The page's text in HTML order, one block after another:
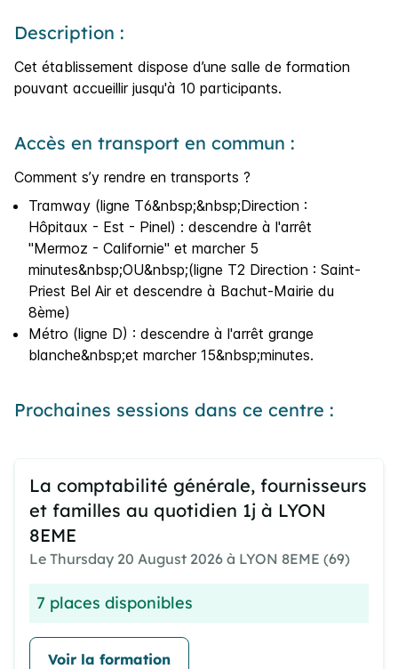
Description :
Cet établissement dispose d’une salle de formation
pouvant accueillir jusqu'à 10 participants.
Accès en transport en commun :
Comment s’y rendre en transports ?
Tramway (ligne T6&nbsp;&nbsp;Direction :
Hôpitaux - Est - Pinel) : descendre à l'arrêt
"Mermoz - Californie" et marcher 5
minutes&nbsp;OU&nbsp;(ligne T2 Direction : Saint-
Priest Bel Air et descendre à Bachut-Mairie du
8ème)
Métro (ligne D) : descendre à l'arrêt grange
blanche&nbsp;et marcher 15&nbsp;minutes.
Prochaines sessions dans ce centre :
La comptabilité générale, fournisseurs
et familles au quotidien 1j à LYON
8EME
Le Thursday 20 August 2026 à LYON 8EME (69)
7 places disponibles
Voir la formation